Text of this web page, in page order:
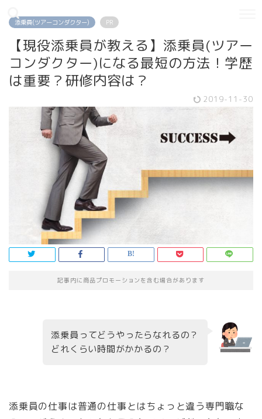
添乗員(ツアーコンダクター) PR
【現役添乗員が教える】添乗員(ツアー
コンダクター)になる最短の方法！学歴
は重要？研修内容は？
2019-11-30
記事内に商品プロモーションを含む場合があります
添乗員ってどうやったらなれるの？
どれくらい時間がかかるの？
添乗員の仕事は普通の仕事とはちょっと違う専門職な